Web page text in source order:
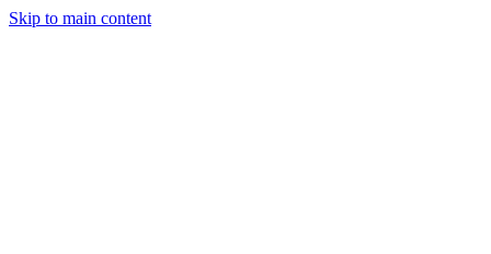
Skip to main content